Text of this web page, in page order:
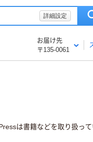
詳細設定
お届け先
〒135-0061
は書籍などを取り扱っ